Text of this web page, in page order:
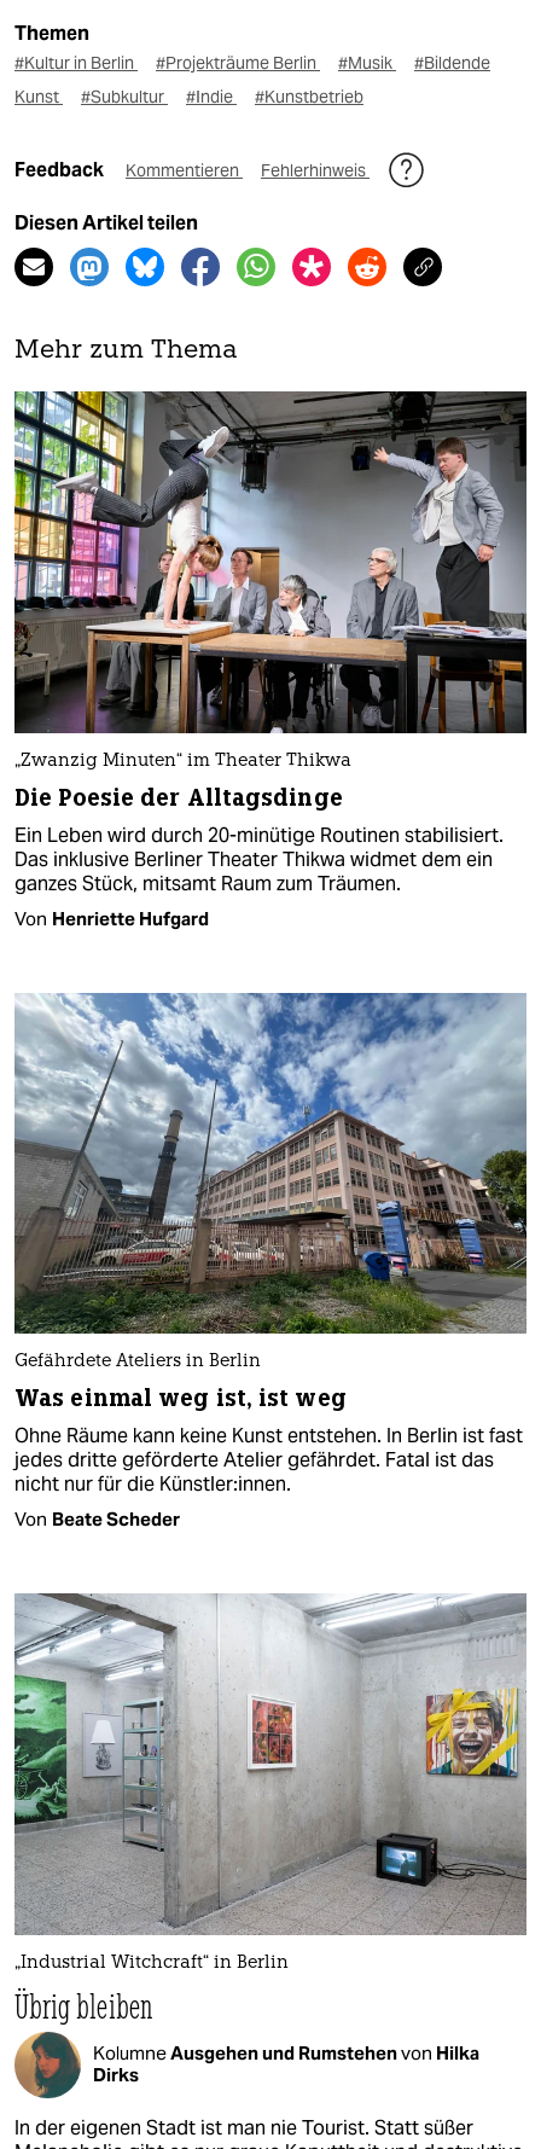
Themen
#Kultur in Berlin #Projekträume Berlin #Musik
#Bildende
Kunst
#Subkultur #Indie #Kunstbetrieb
Feedback Kommentieren Fehlerhinweis
Diesen Artikel teilen
Mehr zum Thema
„Zwanzig Minuten“ im Theater Thikwa
Die Poesie der Alltagsdinge
Ein Leben wird durch 20-minütige Routinen stabilisiert.
Das inklusive Berliner Theater Thikwa widmet dem ein
ganzes Stück, mitsamt Raum zum Träumen.
Von Henriette Hufgard
Gefährdete Ateliers in Berlin
Was einmal weg ist, ist weg
Ohne Räume kann keine Kunst entstehen. In Berlin ist fast
jedes dritte geförderte Atelier gefährdet. Fatal ist das
nicht nur für die Künstler:innen.
Von Beate Scheder
„Industrial Witchcraft“ in Berlin
Übrig bleiben
KolumneAusgehen und Rumstehenvon Hilka
Dirks
In der eigenen Stadt ist man nie Tourist. Statt süßer